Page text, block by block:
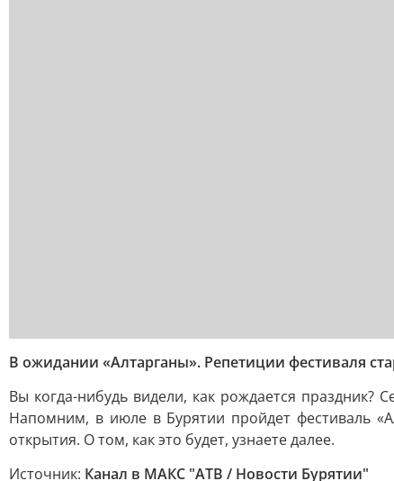
В ожидании «Алтарганы». Репетиции фестиваля
Вы когда-нибудь видели, как рождается
Напомним, в июле в Бурятии пройдет фестиваль
открытия. О том, как это будет, узнаете далее.
Источник: Канал в МАКС "АТВ / Новости Бурятии"